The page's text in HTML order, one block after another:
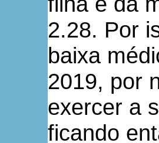
2.28. Por
baixa
2019, por
exercer a
ficando